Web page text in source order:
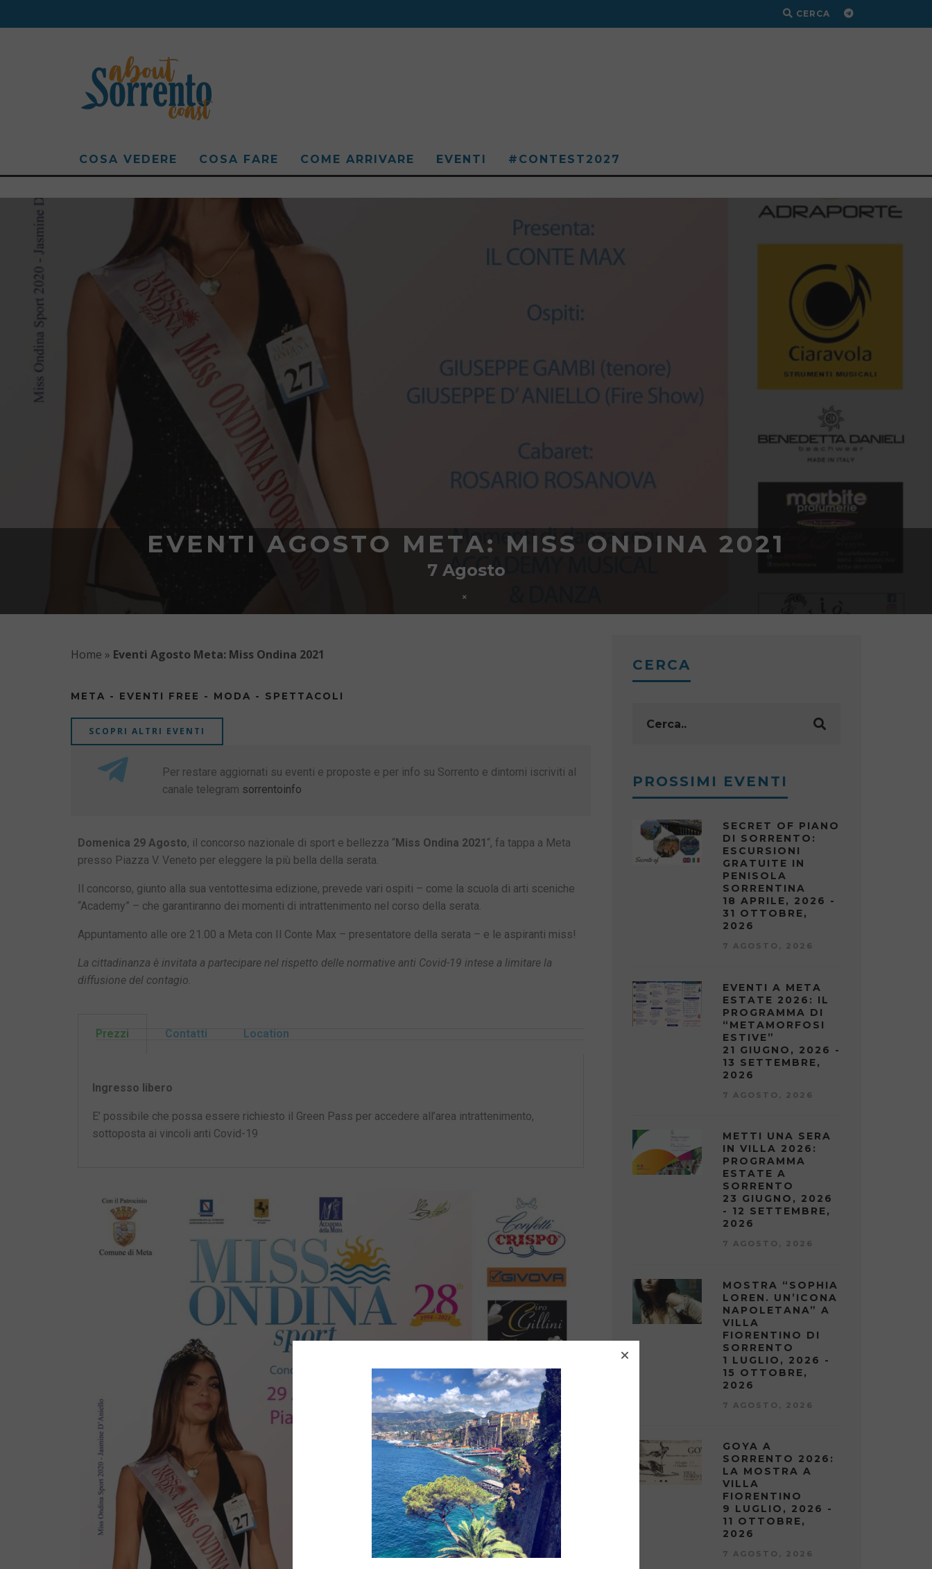
CERCA
COSA VEDERE COSA FARE COME ARRIVARE EVENTI #CONTEST2027
EVENTI AGOSTO META: MISS ONDINA 2021
7 Agosto
Home » Eventi Agosto Meta: Miss Ondina 2021
META - EVENTI FREE - MODA - SPETTACOLI
SCOPRI ALTRI EVENTI
Per restare aggiornati su eventi e proposte e per info su Sorrento e dintorni iscriviti al
canale telegram sorrentoinfo
Domenica 29 Agosto, il concorso nazionale di sport e bellezza “ Miss Ondina 2021 “, fa tappa a Meta
presso Piazza V. Veneto per eleggere la più bella della serata.
Il concorso, giunto alla sua ventottesima edizione, prevede vari ospiti – come la scuola di arti sceniche
“Academy” – che garantiranno dei momenti di intrattenimento nel corso della serata.
Appuntamento alle ore 21.00 a Meta con Il Conte Max – presentatore della serata – e le aspiranti miss!
La cittadinanza è invitata a partecipare nel rispetto delle normative anti Covid-19 intese a limitare la
diffusione del contagio.
Prezzi Contatti Location
Ingresso libero
E’ possibile che possa essere richiesto il Green Pass per accedere all’area intrattenimento,
sottoposta ai vincoli anti Covid-19
CERCA
PROSSIMI EVENTI
SECRET OF PIANO
DI SORRENTO:
ESCURSIONI
GRATUITE IN
PENISOLA
SORRENTINA
18 APRILE, 2026 -
31 OTTOBRE,
2026
7 AGOSTO, 2026
EVENTI A META
ESTATE 2026: IL
PROGRAMMA DI
“METAMORFOSI
ESTIVE”
21 GIUGNO, 2026 -
13 SETTEMBRE,
2026
7 AGOSTO, 2026
METTI UNA SERA
IN VILLA 2026:
PROGRAMMA
ESTATE A
SORRENTO
23 GIUGNO, 2026
- 12 SETTEMBRE,
2026
7 AGOSTO, 2026
MOSTRA “SOPHIA
LOREN. UN’ICONA
NAPOLETANA” A
VILLA
FIORENTINO DI
SORRENTO
1 LUGLIO, 2026 -
15 OTTOBRE,
2026
7 AGOSTO, 2026
GOYA A
SORRENTO 2026:
LA MOSTRA A
VILLA
FIORENTINO
9 LUGLIO, 2026 -
11 OTTOBRE,
2026
7 AGOSTO, 2026